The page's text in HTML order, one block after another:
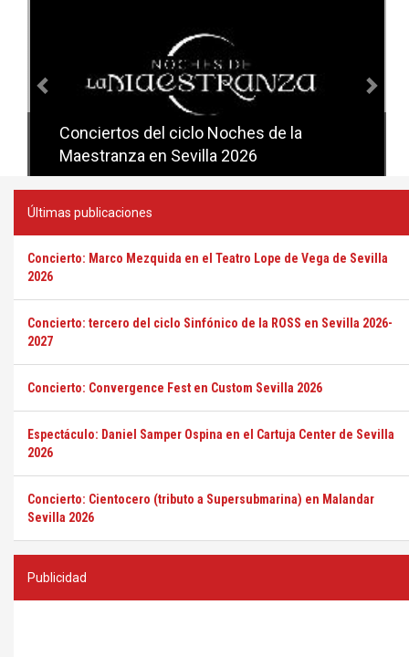
Conciertos del ciclo Noches de la
Maestranza en Sevilla 2026
Conciertos del ciclo Candlelight en
Sevilla
Últimas publicaciones
Concierto: Marco Mezquida en el Teatro Lope de Vega de Sevilla
2026
Concierto: tercero del ciclo Sinfónico de la ROSS en Sevilla 2026-
2027
Concierto: Convergence Fest en Custom Sevilla 2026
Espectáculo: Daniel Samper Ospina en el Cartuja Center de Sevilla
2026
Concierto: Cientocero (tributo a Supersubmarina) en Malandar
Sevilla 2026
Publicidad